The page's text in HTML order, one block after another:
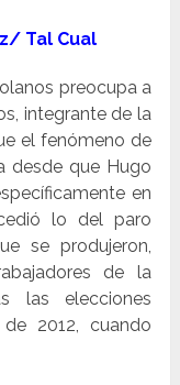
Tal Cual
preocupa a
integrante de la
el fenómeno de
desde que Hugo
en
lo del paro
se produjeron,
de la
las elecciones
2012, cuando